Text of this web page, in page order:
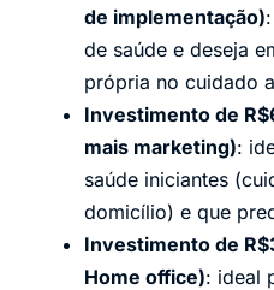
de implementação)
de saúde e deseja
própria no cuidado
Investimento de
mais marketing):
saúde iniciantes
domicílio) e que
Investimento de
Home office): ideal